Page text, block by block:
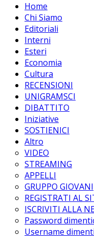
Home
Chi Siamo
Editoriali
Interni
Esteri
Economia
Cultura
RECENSIONI
UNIGRAMSCI
DIBATTITO
Iniziative
SOSTIENICI
Altro
VIDEO
STREAMING
APPELLI
GRUPPO GIOVANI
REGISTRATI AL
ISCRIVITI ALLA
Password
Username